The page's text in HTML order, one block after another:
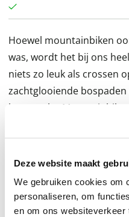
Deze website maakt
We gebruiken cookies om
personaliseren, om
en om ons
Hoewel mountainbiken
was, wordt het bij ons
niets zo leuk als crossen
zachtglooiende
bergtracks.
dankzij dit boek kunnen
In dit praktische boek
materiaal tot de juiste
en de mooiste routes.